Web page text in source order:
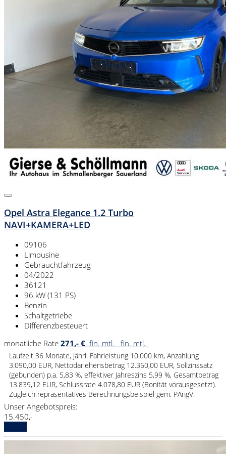
Opel Astra Elegance 1.2 Turbo
NAVI+KAMERA+LED
09106
Limousine
Gebrauchtfahrzeug
04/2022
36121
96 kW (131 PS)
Benzin
Schaltgetriebe
Differenzbesteuert
monatliche Rate 271,- € fin. mtl. fin. mtl.
Laufzeit 36 Monate, jährl. Fahrleistung 10.000 km, Anzahlung
3.090,00 EUR, Nettodarlehensbetrag 12.360,00 EUR, Sollzinssatz
(gebunden) p.a. 5,83 %, effektiver Jahreszins 5,99 %, Gesamtbetrag
13.839,12 EUR, Schlussrate 4.078,80 EUR (Bonität vorausgesetzt).
Zugleich repräsentatives Berechnungsbeispiel gem. PAngV.
Unser Angebotspreis:
15.450,-